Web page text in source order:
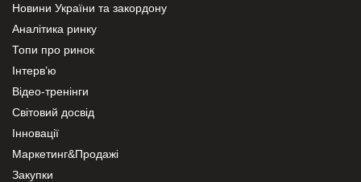
Новини України та закордону
Аналітика ринку
Топи про ринок
Інтерв’ю
Відео-тренінги
Світовий досвід
Інновації
Маркетинг&Продажі
Закупки